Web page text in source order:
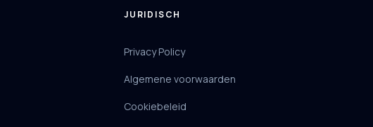
JURIDISCH
Privacy Policy
Algemene voorwaarden
Cookiebeleid